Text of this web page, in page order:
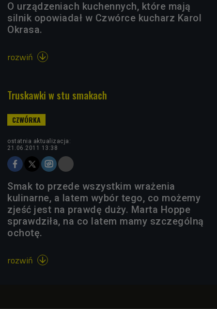
O urządzeniach kuchennych, które mają
silnik opowiadał w Czwórce kucharz Karol
Okrasa.
rozwiń 
Truskawki w stu smakach
ostatnia aktualizacja:
21.06.2011 13:38
Smak to przede wszystkim wrażenia
kulinarne, a latem wybór tego, co możemy
zjeść jest na prawdę duży. Marta Hoppe
sprawdziła, na co latem mamy szczególną
ochotę.
rozwiń 